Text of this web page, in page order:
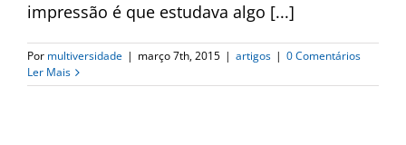
impressão é que estudava algo [...]
Por multiversidade | março 7th, 2015 | artigos | 0 Comentários
Ler Mais